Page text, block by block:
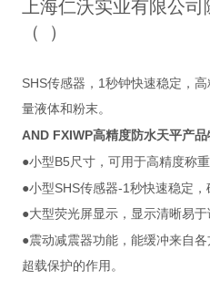
上海仁沃实业有限公
（ ）
SHS传感器， 1秒钟快速稳定，
量液体和粉末。
AND FXIWP高精度防水天平产品
●小型B5 尺寸，可用于高精度称
●小型SHS传感器-1秒快速稳定，
●大型荧光屏显示，显示清晰易于
●震动减震器功能，能缓冲来自
超载保护的作用。